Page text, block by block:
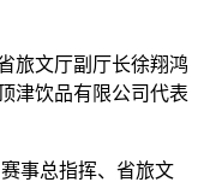
文厅副厅长徐翔鸿
津饮品有限公司代表
事总指挥、省旅文